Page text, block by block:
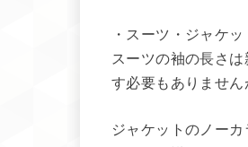
・スーツ・ジャケッ
スーツの袖の長さ
す必要もありません
ジャケットのノー